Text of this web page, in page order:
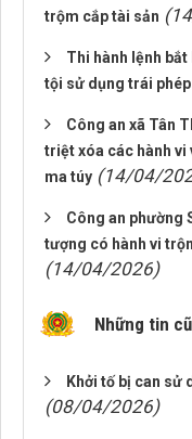
trộm cắp tài sản
Thi hành lệnh
tội sử dụng trái
Công an xã Tân
triệt xóa các hành vi
ma túy (14/04/
Công an phường
tượng có hành vi
(14/04/2026)
Những tin
Khởi tố bị can sử
(08/04/2026)